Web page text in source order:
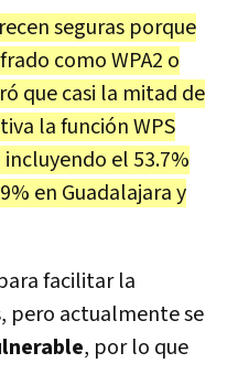
seguras porque
como WPA2 o
que casi la mitad de
la función WPS
el 53.7%
en Guadalajara y
facilitar la
pero actualmente se
, por lo que